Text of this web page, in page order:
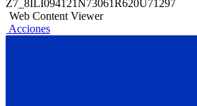
Z7_8ILI094121N73061R620U71297
Web Content Viewer
Acciones